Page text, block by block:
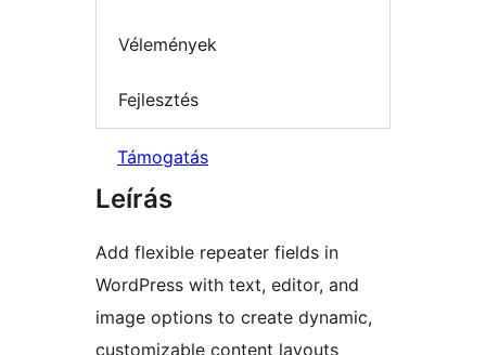
Vélemények
Fejlesztés
Támogatás
Leírás
Add flexible repeater fields in
WordPress with text, editor, and
image options to create dynamic,
customizable content layouts